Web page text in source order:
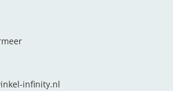
infinity.nl